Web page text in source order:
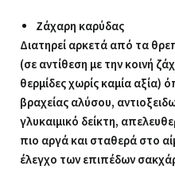
Ζάχαρη καρύδας
Διατηρεί αρκετά από τα
(σε αντίθεση με την κοινή
θερμίδες χωρίς καμία
βραχείας αλύσου,
γλυκαιμικό δείκτη,
πιο αργά και σταθερά στο
έλεγχο των επιπέδων